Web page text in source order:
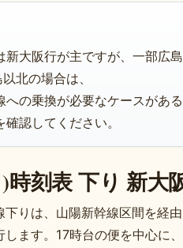
新大阪行が主ですが、一部広
北の場合は、
への乗換が必要なケースがあ
認してください。
刻表 下り 新大
下りは、山陽新幹線区間を経
ます。17時台の便を中心に、